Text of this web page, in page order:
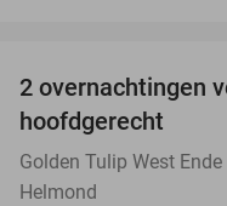
2 overnachtingen
hoofdgerecht
Golden Tulip West Ende
Helmond